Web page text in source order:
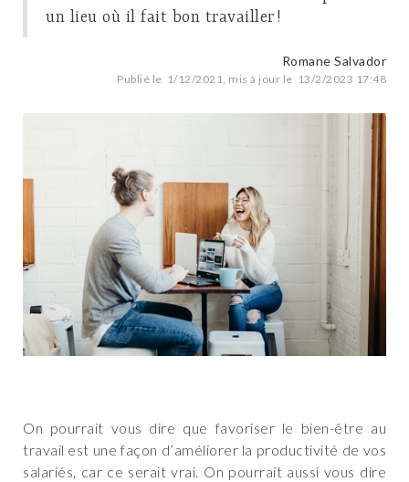
un lieu où il fait bon travailler !
Romane Salvador
Publié le 1/12/2021, mis à jour le 13/2/2023 17:48
On pourrait vous dire que favoriser le bien-être au
travail est une façon d’améliorer la productivité de vos
salariés, car ce serait vrai. On pourrait aussi vous dire